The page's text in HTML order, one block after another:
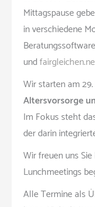
Mittagspause
in verschiedene
Beratungssoftware
und
Wir starten am
Altersvorsorge
Im Fokus steht
der darin
Wir freuen uns
Lunchmeetings
Alle Termine als